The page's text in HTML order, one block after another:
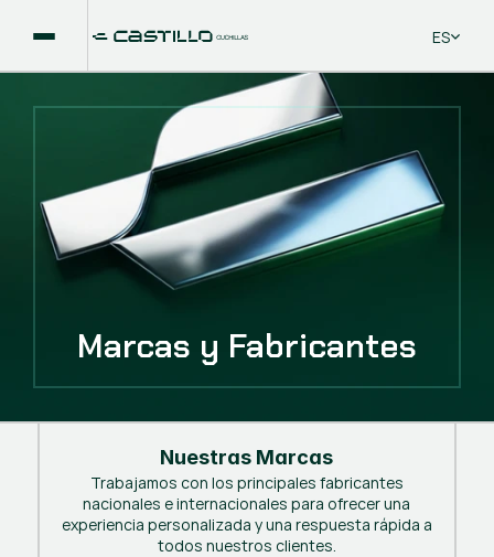
Select
ES
Nuestras Marcas
Trabajamos con los principales fabricantes
nacionales e internacionales para ofrecer una
experiencia personalizada y una respuesta rápida a
todos nuestros clientes.
Marcas y Fabricantes